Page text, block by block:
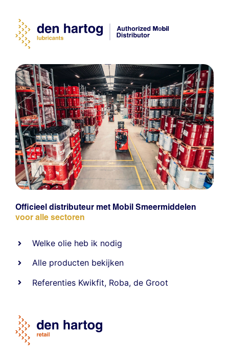
Officieel distributeur met Mobil Smeermiddelen
voor alle sectoren
Welke olie heb ik nodig
Alle producten bekijken
Referenties Kwikfit, Roba,de Groot